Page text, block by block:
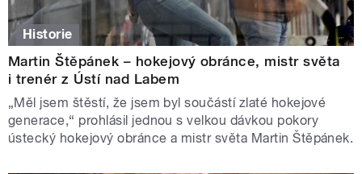
Historie
Martin Štěpánek – hokejový obránce, mistr světa
i trenér z Ústí nad Labem
„Měl jsem štěstí, že jsem byl součástí zlaté hokejové
generace,“ prohlásil jednou s velkou dávkou pokory
ústecký hokejový obránce a mistr světa Martin Štěpánek.